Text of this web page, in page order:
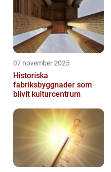
07 november 2025
Historiska
fabriksbyggnader som
blivit kulturcentrum